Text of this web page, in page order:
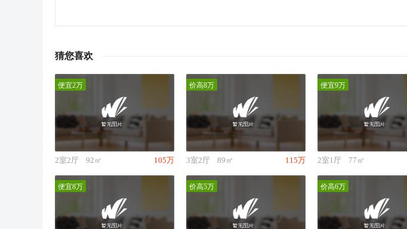
猜您喜欢
2室2厅 92㎡ 105万
便宜2万
3室2厅 89㎡ 115万
价高8万
2室1厅 77㎡
便宜9万
便宜8万 价高5万 价高6万